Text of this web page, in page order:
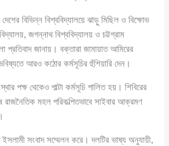
বিভিন্ন বিশ্ববিদ্যালয়ে ঝাড়ু মিছিল ও বিক্ষোভ
জগন্নাথ বিশ্ববিদ্যালয় ও চট্টগ্রাম
প্রতিবাদ জানায়। বক্তারা জামায়াত আমিরের
আরও কঠোর কর্মসূচির হুঁশিয়ারি দেন।
পক্ষ থেকেও পাল্টা কর্মসূচি পালিত হয়। শিবিরের
রাজনৈতিক মহল পরিকল্পিতভাবে সাইবার আক্রমণ
ইসলামী সংবাদ সম্মেলন করে। দলটির ভাষ্য অনুযায়ী,